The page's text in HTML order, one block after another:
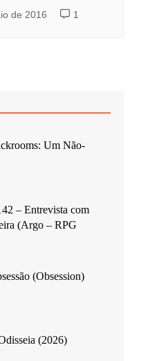
de 2016 1
Um Não-
– Entrevista com
(Argo – RPG
(Obsession)
(2026)